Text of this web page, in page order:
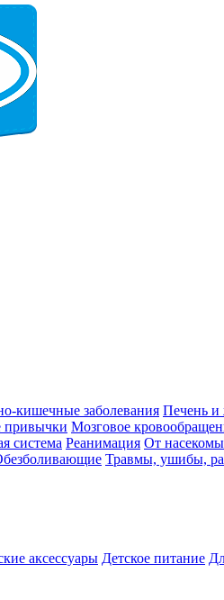
кишечные заболевания Печень и
привычки Мозговое
система Реанимация От
Травмы, ушибы,
аксессуары Детское питание